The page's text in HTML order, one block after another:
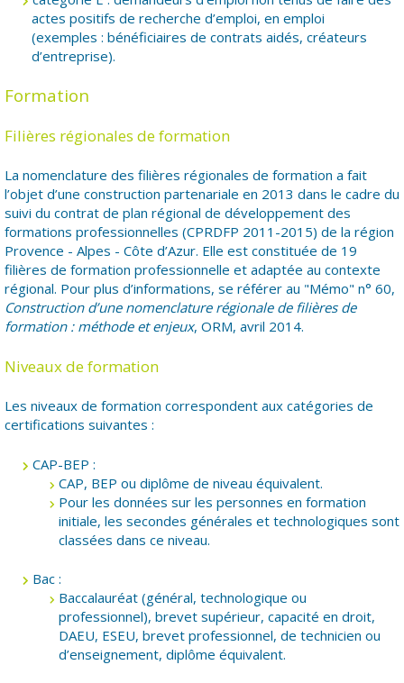
actes positifs de recherche d’emploi, en emploi
(exemples : bénéficiaires de contrats aidés, créateurs
d’entreprise).
Formation
Filières régionales de formation
La nomenclature des filières régionales de formation a fait
l’objet d’une construction partenariale en 2013 dans le cadre du
suivi du contrat de plan régional de développement des
formations professionnelles (CPRDFP 2011-2015) de la région
Provence - Alpes - Côte d’Azur. Elle est constituée de 19
filières de formation professionnelle et adaptée au contexte
régional. Pour plus d’informations, se référer au "Mémo" n° 60,
Construction d’une nomenclature régionale de filières de
formation : méthode et enjeux, ORM, avril 2014.
Niveaux de formation
Les niveaux de formation correspondent aux catégories de
certifications suivantes :
CAP-BEP :
CAP, BEP ou diplôme de niveau équivalent.
Pour les données sur les personnes en formation
initiale, les secondes générales et technologiques sont
classées dans ce niveau.
Bac :
Baccalauréat (général, technologique ou
professionnel), brevet supérieur, capacité en droit,
DAEU, ESEU, brevet professionnel, de technicien ou
d’enseignement, diplôme équivalent.